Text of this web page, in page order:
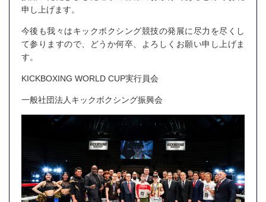
申し上げます。
今後も我々はキックボクシング競技の発展に尽力を尽くし
て参りますので、どうか何卒、よろしくお願い申し上げま
す。
KICKBOXING WORLD CUP実行員会
一般社団法人キックボクシング振興会